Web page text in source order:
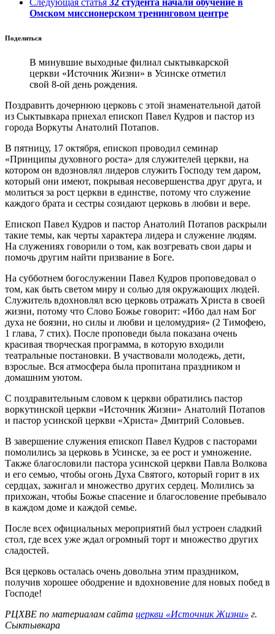
Следующая статья 32 студента начали обучение в
Омском миссионерском тренинговом центре
Поделиться
В минувшие выходные филиал сыктывкарской
церкви «Источник Жизни» в Усинске отметил
свой 8-ой день рождения.
Поздравить дочернюю церковь с этой знаменательной датой
из Сыктывкара приехал епископ Павел Кудров и пастор из
города Воркуты Анатолий Потапов.
В пятницу, 17 октября, епископ проводил семинар
«Принципы духовного роста» для служителей церкви, на
котором он вдозновлял лидеров служить Господу тем даром,
который они имеют, покрывая несовершенства друг друга, и
молиться за рост церкви в единстве, потому что служение
каждого брата и сестры созидают церковь в любви и вере.
Епископ Павел Кудров и пастор Анатолий Потапов раскрыли
такие темы, как черты характера лидера и служение людям.
На служениях говорили о том, как возгревать свои дары и
помочь другим найти призвание в Боге.
На субботнем богослужении Павел Кудров проповедовал о
том, как быть светом миру и солью для окружающих людей.
Служитель вдохновлял всю церковь отражать Христа в своей
жизни, потому что Слово Божье говорит: «Ибо дал нам Бог
духа не боязни, но силы и любви и целомудрия» (2 Тимофею,
1 глава, 7 стих). После проповеди была показана очень
красивая творческая программа, в которую входили
театральные постановки. В участвовали молодежь, дети,
взрослые. Вся атмосфера была пропитана праздником и
домашним уютом.
С поздравительным словом к церкви обратились пастор
воркутинской церкви «Источник Жизни» Анатолий Потапов
и пастор усинской церкви «Христа» Дмитрий Соловьев.
В завершение служения епископ Павел Кудров с пасторами
помолились за церковь в Усинске, за ее рост и умножение.
Также благословили пастора усинской церкви Павла Волкова
и его семью, чтобы огонь Духа Святого, который горит в их
сердцах, зажигал и множество других сердец. Молились за
прихожан, чтобы Божье спасение и благословение пребывало
в каждом доме и каждой семье.
После всех официальных мероприятий был устроен сладкий
стол, где всех уже ждал огромный торт и множество других
сладостей.
Вся церковь осталась очень довольна этим праздником,
получив хорошее ободрение и вдохновение для новых побед в
Господе!
РЦХВЕ по материалам сайта церкви «Источник Жизни» г.
Сыктывкара